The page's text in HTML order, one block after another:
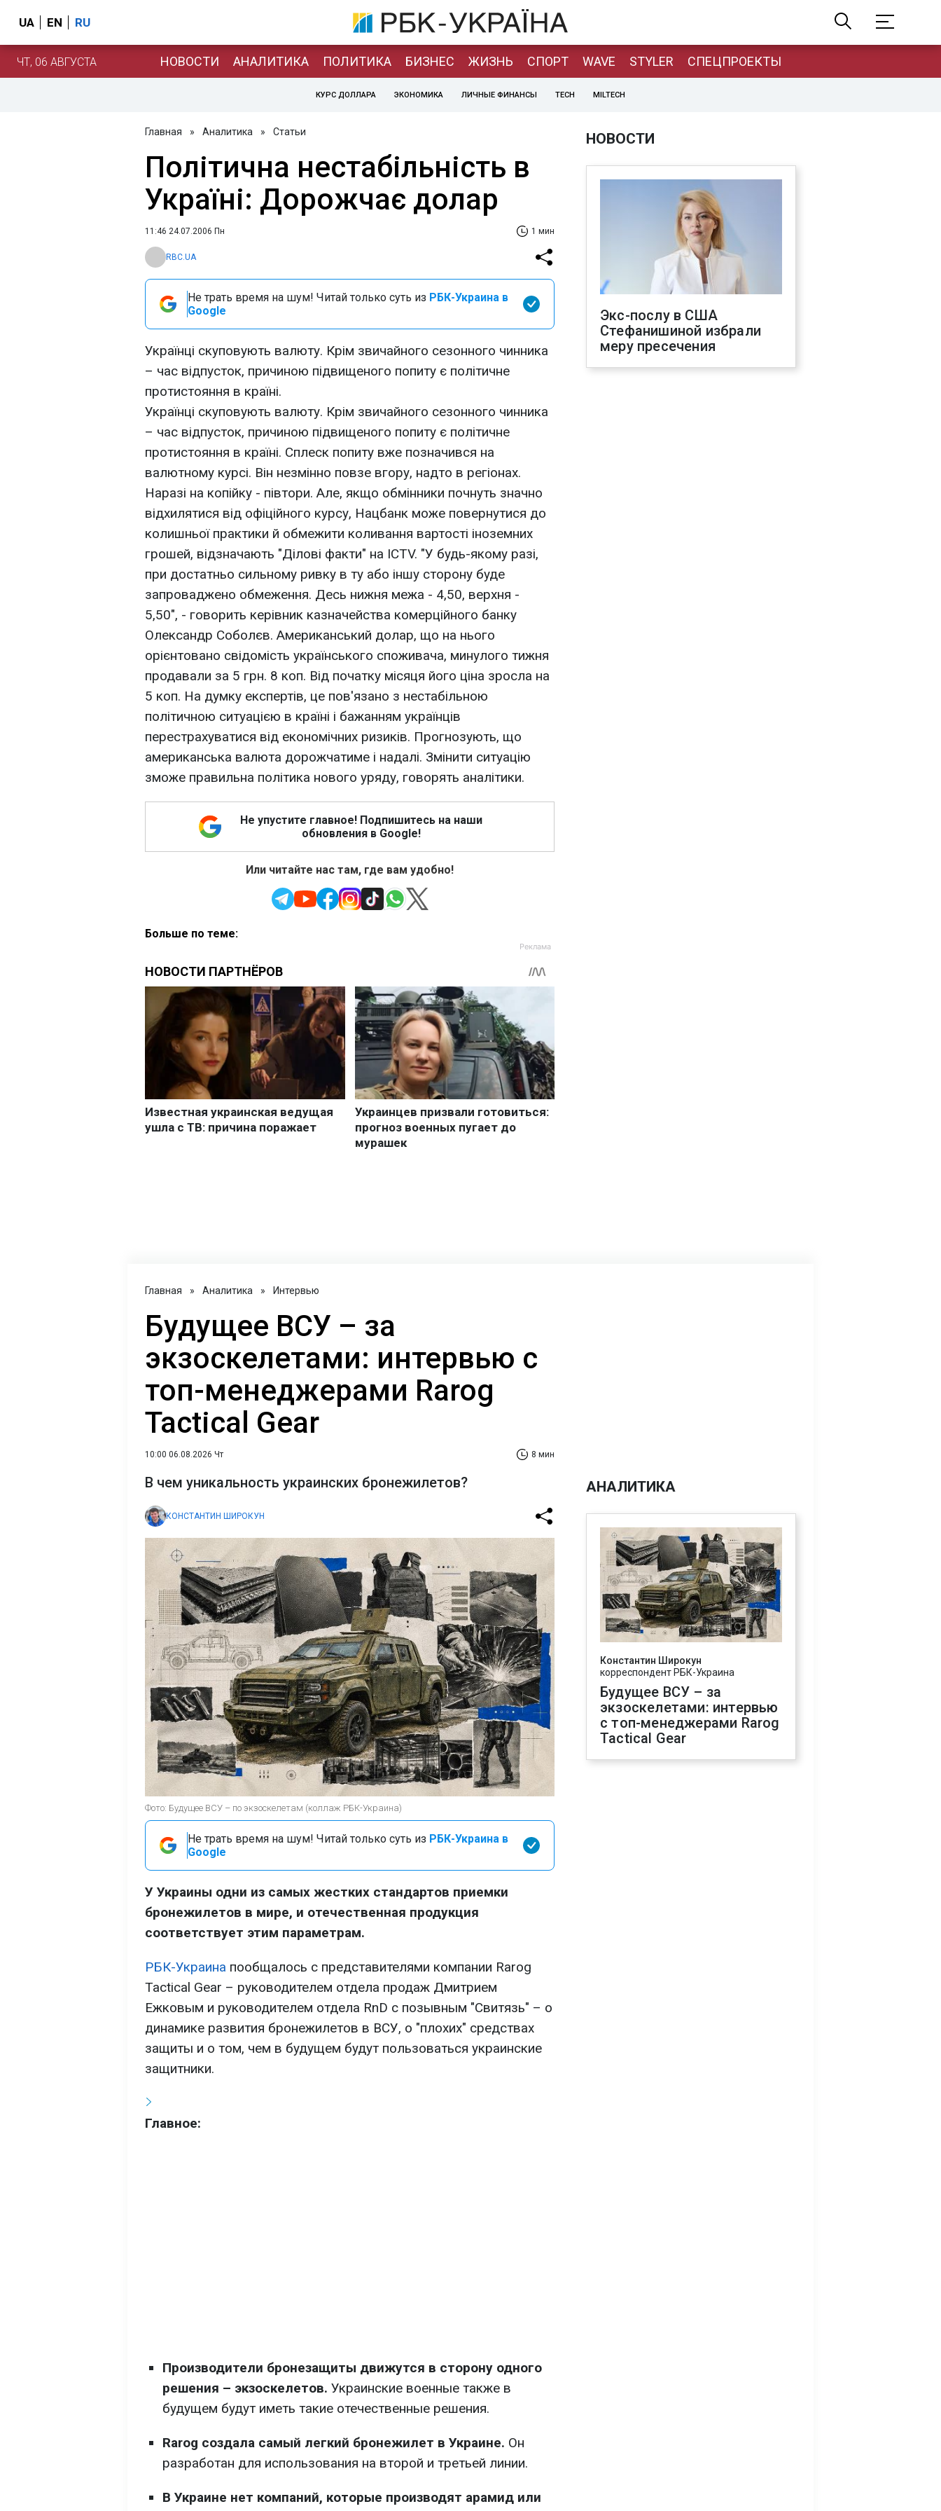
UA EN RU
ЧТ, 06 АВГУСТА НОВОСТИ АНАЛИТИКА ПОЛИТИКА БИЗНЕС ЖИЗНЬ СПОРТ WAVE STYLER СПЕЦПРОЕКТЫ
КУРС ДОЛЛАРА ЭКОНОМИКА ЛИЧНЫЕ ФИНАНСЫ TECH MILTECH
Главная » Аналитика » Статьи
Політична нестабільність в
Україні: Дорожчає долар
11:46 24.07.2006 Пн 1 мин
RBC.UA
Не трать время на шум! Читай только суть из РБК-Украина в
Google
Українці скуповують валюту. Крім звичайного сезонного чинника
– час відпусток, причиною підвищеного попиту є політичне
протистояння в країні.
Українці скуповують валюту. Крім звичайного сезонного чинника
– час відпусток, причиною підвищеного попиту є політичне
протистояння в країні. Сплеск попиту вже позначився на
валютному курсі. Він незмінно повзе вгору, надто в регіонах.
Наразі на копійку - півтори. Але, якщо обмінники почнуть значно
відхилятися від офіційного курсу, Нацбанк може повернутися до
колишньої практики й обмежити коливання вартості іноземних
грошей, відзначають "Ділові факти" на ICTV. "У будь-якому разі,
при достатньо сильному ривку в ту або іншу сторону буде
запроваджено обмеження. Десь нижня межа - 4,50, верхня -
5,50", - говорить керівник казначейства комерційного банку
Олександр Соболєв. Американський долар, що на нього
орієнтовано свідомість українського споживача, минулого тижня
продавали за 5 грн. 8 коп. Від початку місяця його ціна зросла на
5 коп. На думку експертів, це пов'язано з нестабільною
політичною ситуацією в країні і бажанням українців
перестрахуватися від економічних ризиків. Прогнозують, що
американська валюта дорожчатиме і надалі. Змінити ситуацію
зможе правильна політика нового уряду, говорять аналітики.
Не упустите главное! Подпишитесь на наши
обновления в Google!
Или читайте нас там, где вам удобно!
Больше по теме:
НОВОСТИ
Экс-послу в США
Стефанишиной избрали
меру пресечения
Главная » Аналитика » Интервью
Будущее ВСУ – за
экзоскелетами: интервью с
топ-менеджерами Rarog
Tactical Gear
10:00 06.08.2026 Чт 8 мин
В чем уникальность украинских бронежилетов?
КОНСТАНТИН ШИРОКУН
Фото: Будущее ВСУ – по экзоскелетам (коллаж РБК-Украина)
Не трать время на шум! Читай только суть из РБК-Украина в
Google
У Украины одни из самых жестких стандартов приемки
бронежилетов в мире, и отечественная продукция
соответствует этим параметрам.
РБК-Украина пообщалось с представителями компании Rarog
Tactical Gear – руководителем отдела продаж Дмитрием
Ежковым и руководителем отдела RnD с позывным "Свитязь" – о
динамике развития бронежилетов в ВСУ, о "плохих" средствах
защиты и о том, чем в будущем будут пользоваться украинские
защитники.
Главное:
Производители бронезащиты движутся в сторону одного
решения – экзоскелетов. Украинские военные также в
будущем будут иметь такие отечественные решения.
Rarog создала самый легкий бронежилет в Украине. Он
разработан для использования на второй и третьей линии.
В Украине нет компаний, которые производят арамид или
АНАЛИТИКА
Константин Широкун
корреспондент РБК-Украина
Будущее ВСУ – за
экзоскелетами: интервью
с топ-менеджерами Rarog
Tactical Gear